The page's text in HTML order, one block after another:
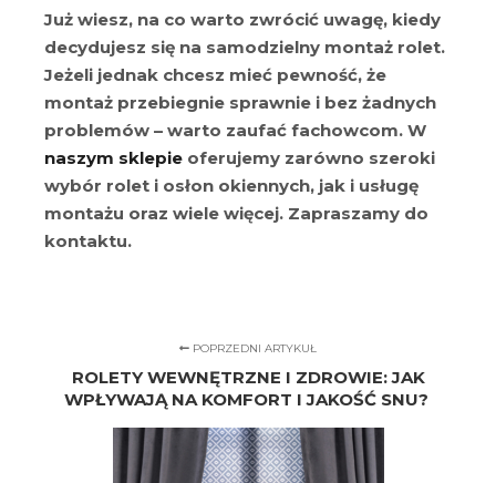
Już wiesz, na co warto zwrócić uwagę, kiedy
decydujesz się na samodzielny montaż rolet.
Jeżeli jednak chcesz mieć pewność, że
montaż przebiegnie sprawnie i bez żadnych
problemów – warto zaufać fachowcom. W
naszym sklepie oferujemy zarówno szeroki
wybór rolet i osłon okiennych, jak i usługę
montażu oraz wiele więcej. Zapraszamy do
kontaktu.
POPRZEDNI ARTYKUŁ
ROLETY WEWNĘTRZNE I ZDROWIE: JAK
WPŁYWAJĄ NA KOMFORT I JAKOŚĆ SNU?